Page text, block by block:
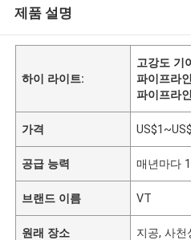
제품 설명
하이 라이트:
고강도 기
파이프라
파이프라
가격
공급 능력 매년마다
브랜드 이름 VT
원래 장소 지공, 사천